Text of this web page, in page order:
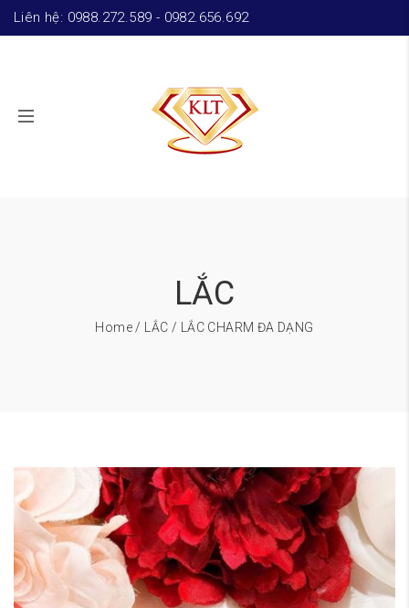
Liên hệ: 0988.272.589 - 0982.656.692
LẮC
Home / LẮC / LẮC CHARM ĐA DẠNG